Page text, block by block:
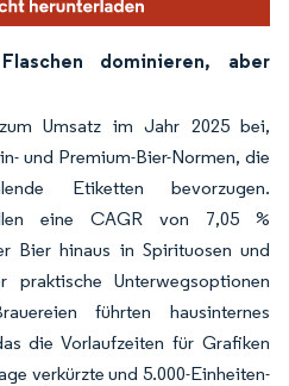
dominieren, aber
Umsatz im Jahr 2025 bei,
und Premium-Bier-Normen, die
Etiketten bevorzugen.
eine CAGR von 7,05 %
Bier hinaus in Spirituosen und
praktische Unterwegsoptionen
führten hausinternes
die Vorlaufzeiten für Grafiken
verkürzte und 5.000-Einheiten-